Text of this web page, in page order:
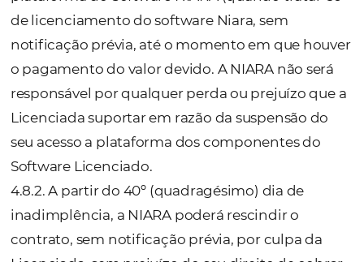
Divergência deverá ser enviada de forma
fundamentada e com os documentos que
comprovem as alegações.
4.3.1. Se a NIARA não receber a Notificação
Divergência dentro do prazo estabelecido
4.1 supra, o valor faturado será considerado
definitivo.
4.3.2. Recebida a Notificação de
NIARA terá o prazo de até 5 dias para